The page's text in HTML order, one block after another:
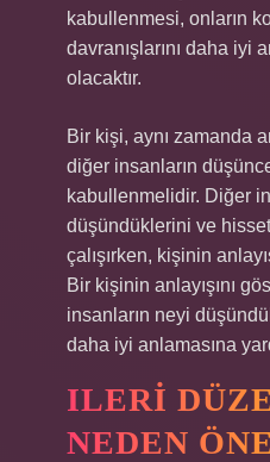
kabullenmesi, onların
davranışlarını daha iyi
olacaktır.
Bir kişi, aynı zamanda
diğer insanların
kabullenmelidir. Diğer
düşündüklerini ve
çalışırken, kişinin
Bir kişinin anlayışını
insanların neyi
daha iyi anlamasına
ILERI
NEDEN